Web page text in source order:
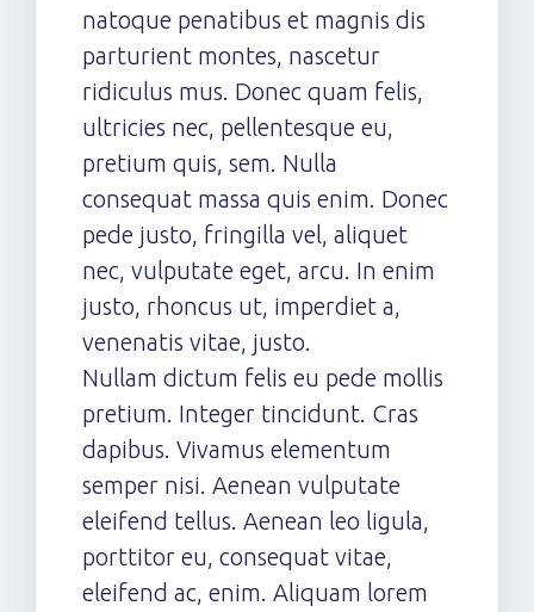
natoque penatibus et magnis dis
parturient montes, nascetur
ridiculus mus. Donec quam felis,
ultricies nec, pellentesque eu,
pretium quis, sem. Nulla
consequat massa quis enim. Donec
pede justo, fringilla vel, aliquet
nec, vulputate eget, arcu. In enim
justo, rhoncus ut, imperdiet a,
venenatis vitae, justo.
Nullam dictum felis eu pede mollis
pretium. Integer tincidunt. Cras
dapibus. Vivamus elementum
semper nisi. Aenean vulputate
eleifend tellus. Aenean leo ligula,
porttitor eu, consequat vitae,
eleifend ac, enim. Aliquam lorem